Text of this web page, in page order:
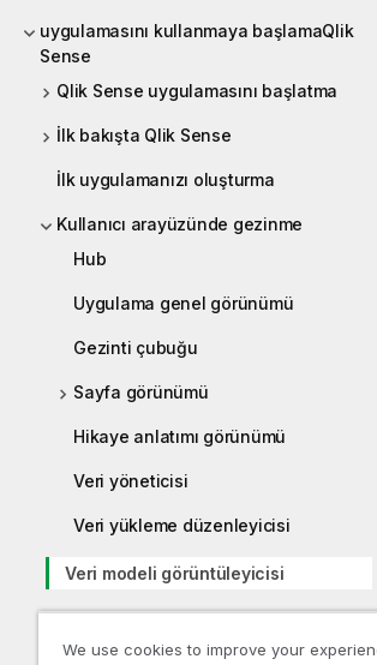
uygulamasını kullanmaya başlamaQlik
Sense
Qlik Sense uygulamasını başlatma
İlk bakışta Qlik Sense
İlk uygulamanızı oluşturma
Kullanıcı arayüzünde gezinme
Hub
Uygulama genel görünümü
Gezinti çubuğu
Sayfa görünümü
Hikaye anlatımı görünümü
Veri yöneticisi
Veri yükleme düzenleyicisi
Veri modeli görüntüleyicisi
gezinti ve etkileşim
We use cookies to improve your